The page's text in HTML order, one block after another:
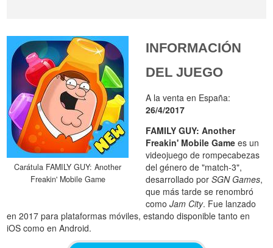
Carátula FAMILY GUY: Another
Freakin' Mobile Game
INFORMACIÓN
DEL JUEGO
A la venta en España:
26/4/2017
FAMILY GUY: Another
Freakin' Mobile Game es un
videojuego de rompecabezas
del género de "match-3",
desarrollado porSGN Games,
que más tarde se renombró
comoJam City. Fue lanzado
en 2017 para plataformas móviles, estando disponible tanto en
iOS como en Android.